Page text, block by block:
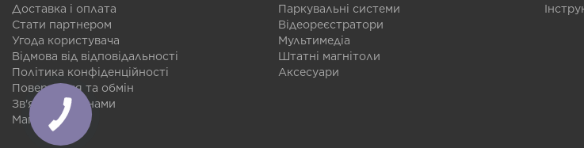
Доставка і оплата
Стати партнером
Угода користувача
Відмова від відповідальності
Політика конфіденційності
Повернення та обмін
Зв'язатися з нами
Мапа сайту
Паркувальні системи
Відеореєстратори
Мультимедіа
Штатні магнітоли
Аксесуари